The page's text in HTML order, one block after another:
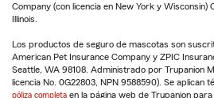
Company (con licencia en New York y Wisconsin)
Illinois.
Los productos de seguro de mascotas son
American Pet Insurance Company y ZPIC
Seattle, WA 98108. Administrado por Trupanion
licencia No. 0G22803, NPN 9588590). Se aplican
póliza completa en la página web de Trupanion